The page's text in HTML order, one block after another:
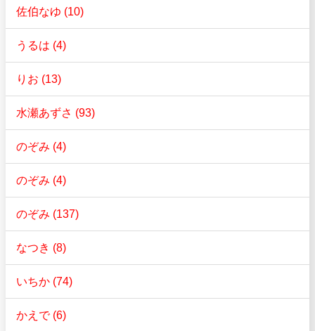
佐伯なゆ (10)
うるは (4)
りお (13)
水瀬あずさ (93)
のぞみ (4)
のぞみ (4)
のぞみ (137)
なつき (8)
いちか (74)
かえで (6)